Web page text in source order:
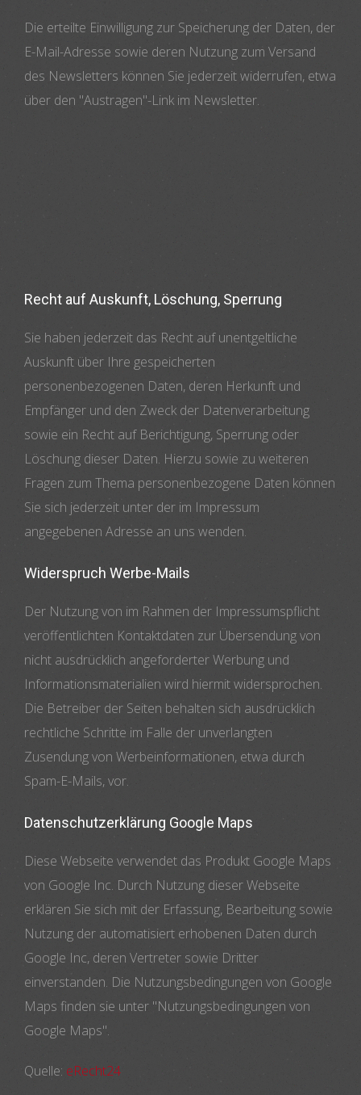
Die erteilte Einwilligung zur Speicherung der Daten, der
E-Mail-Adresse sowie deren Nutzung zum Versand
des Newsletters können Sie jederzeit widerrufen, etwa
über den "Austragen"-Link im Newsletter.
Recht auf Auskunft, Löschung, Sperrung
Sie haben jederzeit das Recht auf unentgeltliche
Auskunft über Ihre gespeicherten
personenbezogenen Daten, deren Herkunft und
Empfänger und den Zweck der Datenverarbeitung
sowie ein Recht auf Berichtigung, Sperrung oder
Löschung dieser Daten. Hierzu sowie zu weiteren
Fragen zum Thema personenbezogene Daten können
Sie sich jederzeit unter der im Impressum
angegebenen Adresse an uns wenden.
Widerspruch Werbe-Mails
Der Nutzung von im Rahmen der Impressumspflicht
veröffentlichten Kontaktdaten zur Übersendung von
nicht ausdrücklich angeforderter Werbung und
Informationsmaterialien wird hiermit widersprochen.
Die Betreiber der Seiten behalten sich ausdrücklich
rechtliche Schritte im Falle der unverlangten
Zusendung von Werbeinformationen, etwa durch
Spam-E-Mails, vor.
Datenschutzerklärung Google Maps
Diese Webseite verwendet das Produkt Google Maps
von Google Inc. Durch Nutzung dieser Webseite
erklären Sie sich mit der Erfassung, Bearbeitung sowie
Nutzung der automatisiert erhobenen Daten durch
Google Inc, deren Vertreter sowie Dritter
einverstanden. Die Nutzungsbedingungen von Google
Maps finden sie unter "Nutzungsbedingungen von
Google Maps".
Quelle: eRecht24